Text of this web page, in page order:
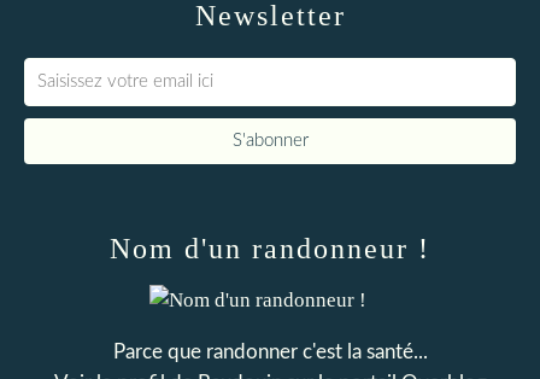
Newsletter
Nom d'un randonneur !
Parce que randonner c'est la santé...